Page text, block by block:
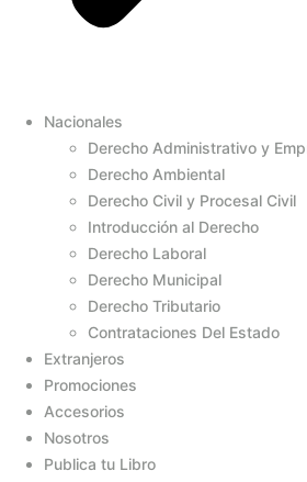
Nacionales
Derecho Administrativo y
Derecho Ambiental
Derecho Civil y Procesal Civil
Introducción al Derecho
Derecho Laboral
Derecho Municipal
Derecho Tributario
Contrataciones Del Estado
Extranjeros
Promociones
Accesorios
Nosotros
Publica tu Libro